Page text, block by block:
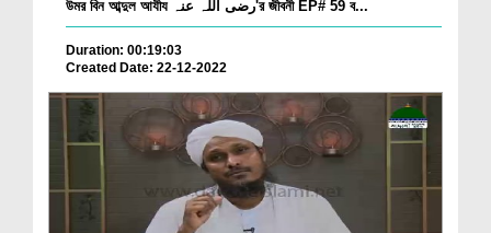
উমর বিন আব্দুল আযীয رضی اللہ عنہ'র জীবনী EP# 59 ব...
Duration: 00:19:03
Created Date: 22-12-2022